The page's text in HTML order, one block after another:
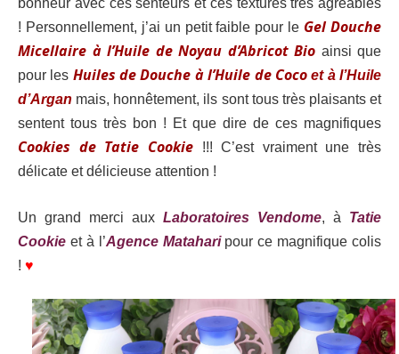
bonheur avec ces senteurs et ces textures très agréables
! Personnellement, j’ai un petit faible pour le Gel Douche
Micellaire à l’Huile de Noyau d’Abricot Bio ainsi que
pour les Huiles de Douche à l’Huile de Cocoet à l’Huile
d’Argan mais, honnêtement, ils sont tous très plaisants et
sentent tous très bon ! Et que dire de ces magnifiques
Cookies de Tatie Cookie!!! C’est vraiment une très
délicate et délicieuse attention !
Un grand merci aux Laboratoires Vendome, à Tatie
Cookie et à l’Agence Mataharipour ce magnifique colis
! ♥